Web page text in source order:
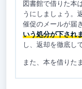
図書館で借りた本
うにしましょう。
催促のメールが届
いう処分が下され
し、返却を徹底し
また、本を借りた